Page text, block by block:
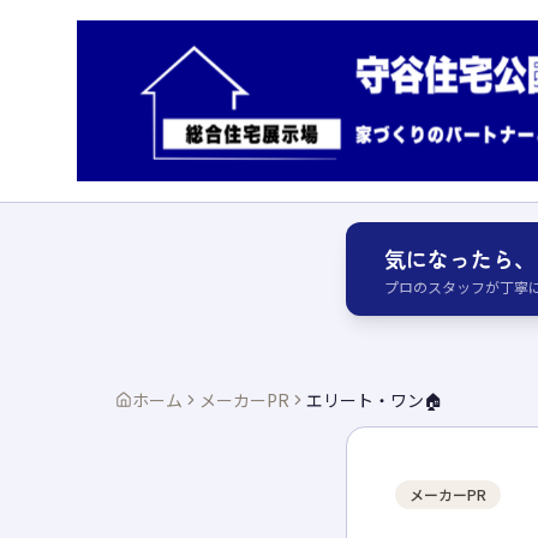
気になったら
プロのスタッフが丁寧
ホーム メーカーPR エリート・ワン🏠
メーカーPR